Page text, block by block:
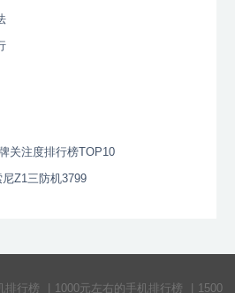
关注度排行榜TOP10
Z1三防机3799
排行榜 1000元左右的手机排行榜 1500